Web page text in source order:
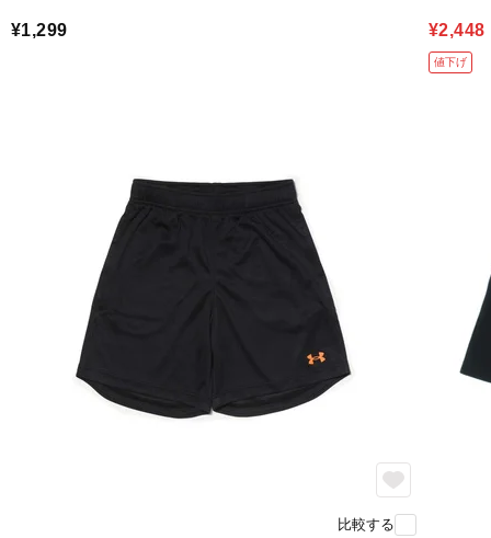
¥1,299 ¥2,448
値下げ
比較する